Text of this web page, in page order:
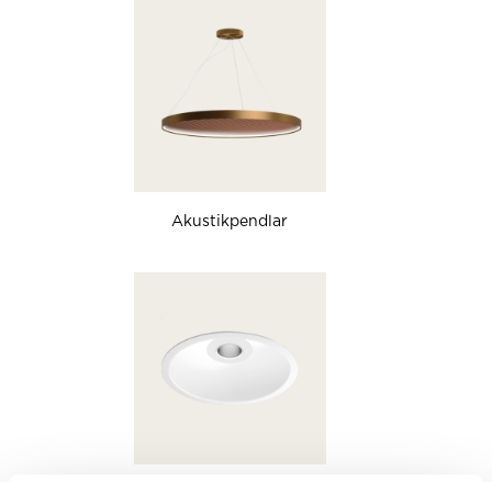
Akustikpendlar